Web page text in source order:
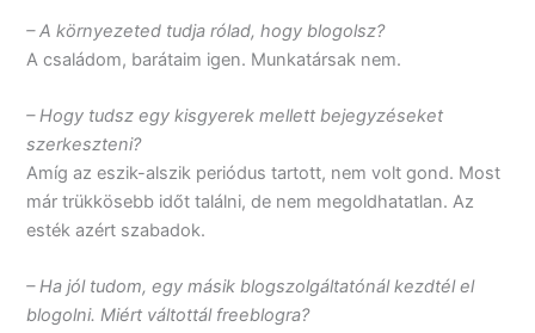
– A környezeted tudja rólad, hogy blogolsz?
A családom, barátaim igen. Munkatársak nem.
– Hogy tudsz egy kisgyerek mellett bejegyzéseket
szerkeszteni?
Amíg az eszik-alszik periódus tartott, nem volt gond. Most
már trükkösebb időt találni, de nem megoldhatatlan. Az
esték azért szabadok.
– Ha jól tudom, egy másik blogszolgáltatónál kezdtél el
blogolni. Miért váltottál freeblogra?